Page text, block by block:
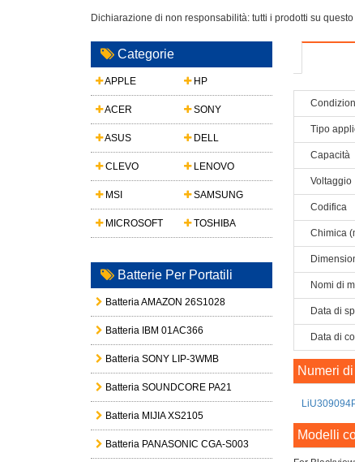
Dichiarazione di non responsabilità: tutti i prodotti su
Tipo
Capacità
Voltaggio
Codifica
Chimica
Nomi di
Data di
Data di
Numeri
Modelli
Categorie
APPLE HP
ACER SONY
ASUS DELL
CLEVO LENOVO
MSI SAMSUNG
MICROSOFT TOSHIBA
Batterie Per Portatili
Batteria AMAZON 26S1028
Batteria IBM 01AC366
Batteria SONY LIP-3WMB
Batteria SOUNDCORE PA21
Batteria MIJIA XS2105
Batteria PANASONIC CGA-S003